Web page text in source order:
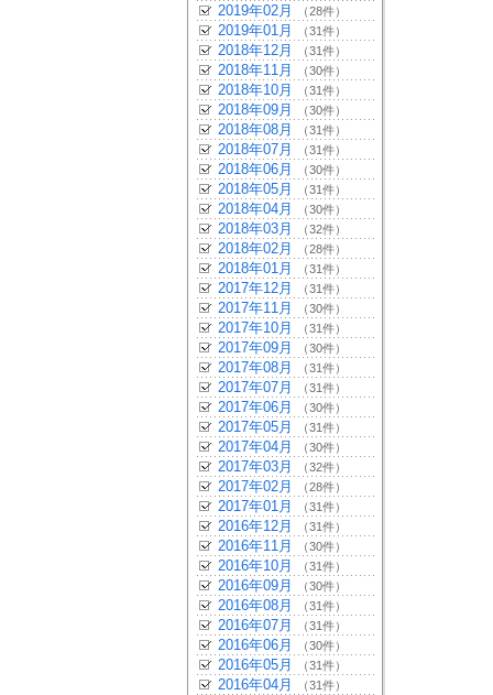
2019年02月 （28件）
2019年01月 （31件）
2018年12月 （31件）
2018年11月 （30件）
2018年10月 （31件）
2018年09月 （30件）
2018年08月 （31件）
2018年07月 （31件）
2018年06月 （30件）
2018年05月 （31件）
2018年04月 （30件）
2018年03月 （32件）
2018年02月 （28件）
2018年01月 （31件）
2017年12月 （31件）
2017年11月 （30件）
2017年10月 （31件）
2017年09月 （30件）
2017年08月 （31件）
2017年07月 （31件）
2017年06月 （30件）
2017年05月 （31件）
2017年04月 （30件）
2017年03月 （32件）
2017年02月 （28件）
2017年01月 （31件）
2016年12月 （31件）
2016年11月 （30件）
2016年10月 （31件）
2016年09月 （30件）
2016年08月 （31件）
2016年07月 （31件）
2016年06月 （30件）
2016年05月 （31件）
2016年04月 （31件）